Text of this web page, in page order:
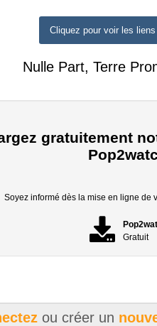
Cliquez pour voir les liens
Nulle Part, Terre
gratuitement
Soyez informé dès la mise en ligne de
Gratuit
ou créer un